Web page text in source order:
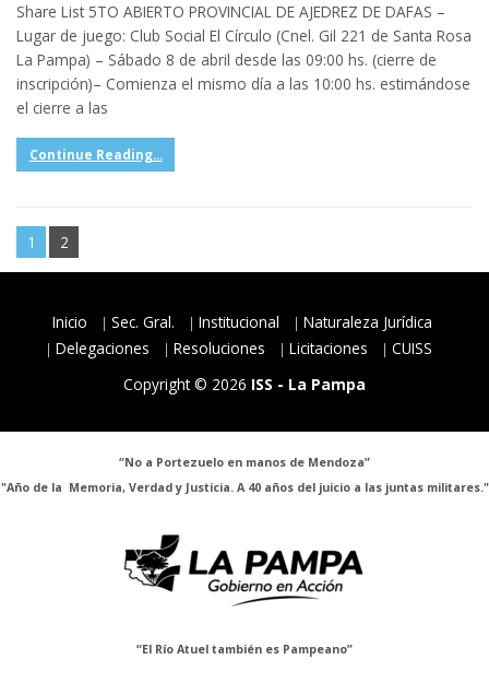
Share List 5TO ABIERTO PROVINCIAL DE AJEDREZ DE DAFAS –
Lugar de juego: Club Social El Círculo (Cnel. Gil 221 de Santa Rosa
La Pampa) – Sábado 8 de abril desde las 09:00 hs. (cierre de
inscripción)– Comienza el mismo día a las 10:00 hs. estimándose
el cierre a las
Continue Reading...
1 2
Inicio Sec. Gral. Institucional
Naturaleza Jurídica
Delegaciones
Resoluciones Licitaciones
CUISS
Copyright © 2026 ISS - La Pampa
“No a Portezuelo en manos de Mendoza”
"Año de la Memoria, Verdad y Justicia. A 40 años del juicio a las juntas militares."
“El Río Atuel también es Pampeano”